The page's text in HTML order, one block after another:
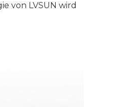
von LVSUN wird